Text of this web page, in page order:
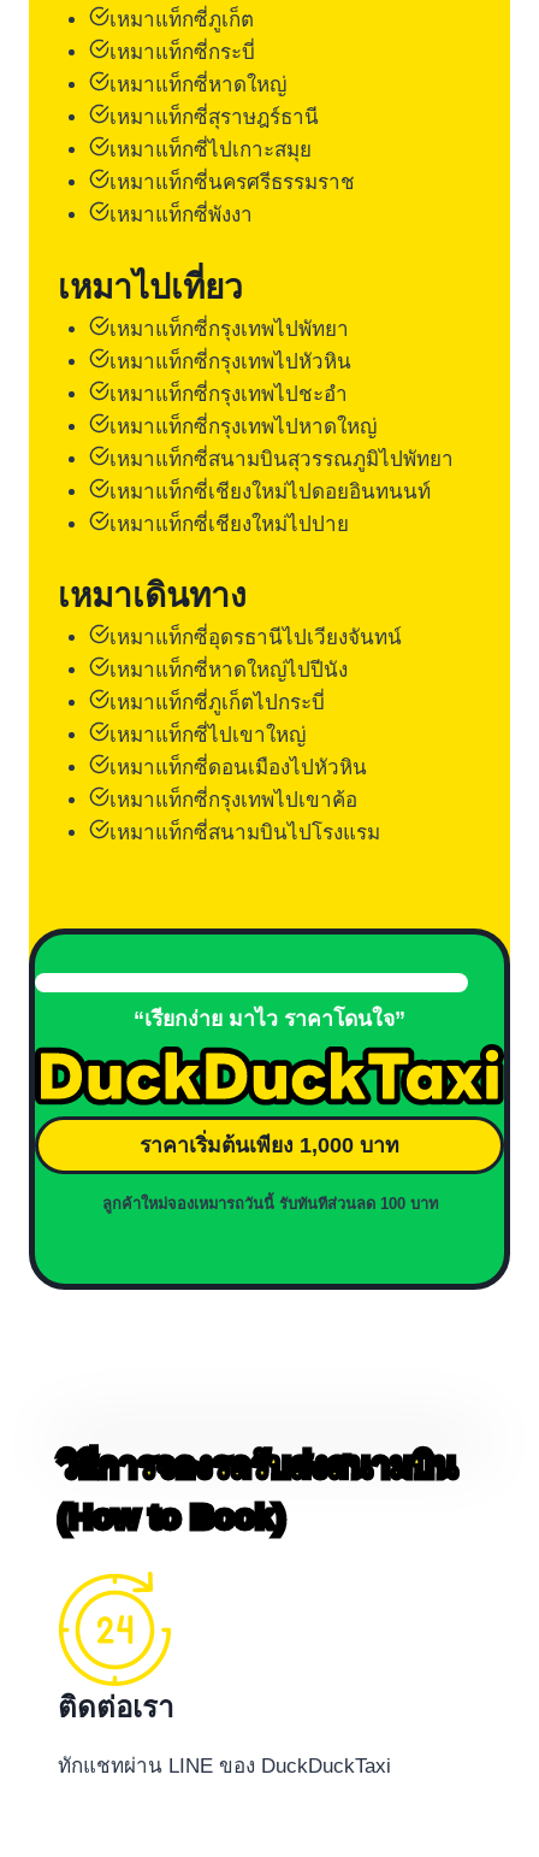
เหมาแท็กซี่ภูเก็ต
เหมาแท็กซี่กระบี่
เหมาแท็กซี่หาดใหญ่
เหมาแท็กซี่สุราษฎร์ธานี
เหมาแท็กซี่ไปเกาะสมุย
เหมาแท็กซี่นครศรีธรรมราช
เหมาแท็กซี่พังงา
เหมาไปเที่ยว
เหมาแท็กซี่กรุงเทพไปพัทยา
เหมาแท็กซี่กรุงเทพไปหัวหิน
เหมาแท็กซี่กรุงเทพไปชะอำ
เหมาแท็กซี่กรุงเทพไปหาดใหญ่
เหมาแท็กซี่สนามบินสุวรรณภูมิไปพัทยา
เหมาแท็กซี่เชียงใหม่ไปดอยอินทนนท์
เหมาแท็กซี่เชียงใหม่ไปปาย
เหมาเดินทาง
เหมาแท็กซี่อุดรธานีไปเวียงจันทน์
เหมาแท็กซี่หาดใหญ่ไปปีนัง
เหมาแท็กซี่ภูเก็ตไปกระบี่
เหมาแท็กซี่ไปเขาใหญ่
เหมาแท็กซี่ดอนเมืองไปหัวหิน
เหมาแท็กซี่กรุงเทพไปเขาค้อ
เหมาแท็กซี่สนามบินไปโรงแรม
“เรียกง่าย มาไว ราคาโดนใจ”
ราคาเริ่มต้นเพียง 1,000 บาท
ลูกค้าใหม่จองเหมารถวันนี้ รับทันทีส่วนลด 100 บาท
วิธีการจองรถรับส่งสนามบิน
(How to Book)
ติดต่อเรา
ทักแชทผ่าน LINE ของ DuckDuckTaxi